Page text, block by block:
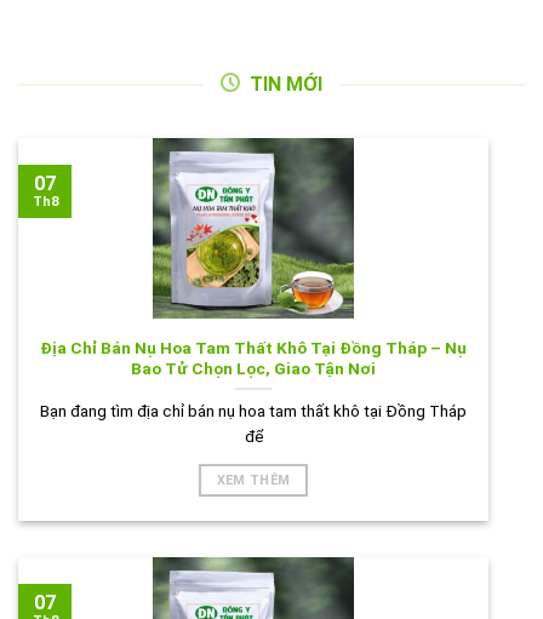
TIN MỚI
Địa Chỉ Bán Nụ Hoa Tam Thất Khô Tại Đồng Tháp – Nụ
Bao Tử Chọn Lọc, Giao Tận Nơi
Bạn đang tìm địa chỉ bán nụ hoa tam thất khô tại Đồng Tháp
để
XEM THÊM
07
Th8
07